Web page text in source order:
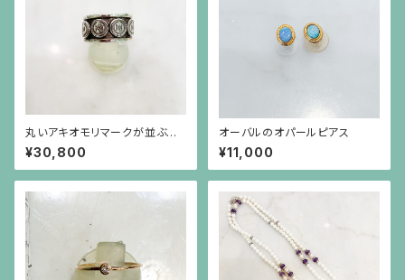
丸いアキオモリマークが並ぶシ
ルバーリング
¥30,800
オーバルのオパールピアス
¥11,000